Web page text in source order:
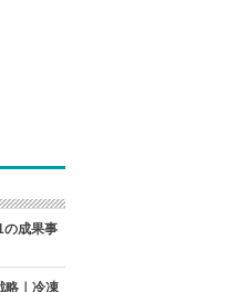
の成果事
略｜冷凍